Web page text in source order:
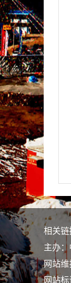
相关链
主办
网站
网站